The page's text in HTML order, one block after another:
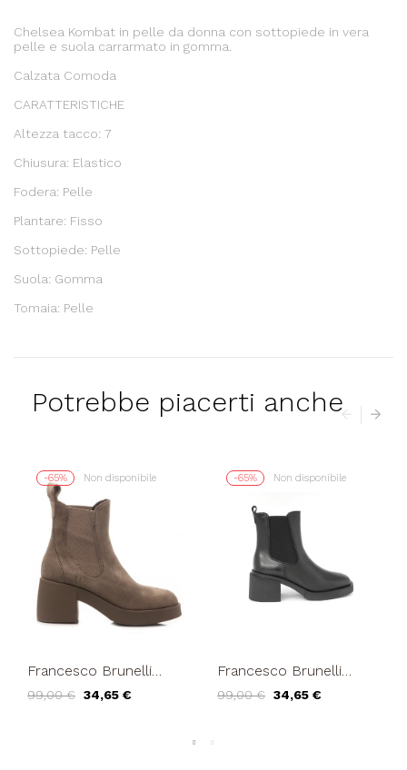
Chelsea Kombat in pelle da donna con sottopiede in vera
pelle e suola carrarmato in gomma.
Calzata Comoda
CARATTERISTICHE
Altezza tacco: 7
Chiusura: Elastico
Fodera: Pelle
Plantare: Fisso
Sottopiede: Pelle
Suola: Gomma
Tomaia: Pelle
Potrebbe piacerti anche
-65% Non disponibile
Francesco Brunelli
Elastico Tacco Largo
99,00 € 34,65 €
-65% Non disponibile
Francesco Brunelli
Quadro Plateau Nero
99,00 € 34,65 €